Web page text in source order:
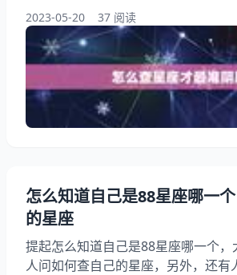
准确性。尤其是在中国，许多人使用
确定自己的星座。因此，本文将探讨
阴历星座。 怎么查星座才最准阴历？
人的日常娱乐活动，不管是为了解自
非常有用。但是，要想让星座查得准
一些基本信息。首先历，因为星座是
的。所以
2023-05-20 37 阅读
怎么知道自己是88星座哪一
的星座
提起怎么知道自己是88星座哪一个，
人问如何查自己的星座，另外，还有